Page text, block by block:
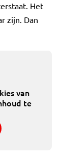
Het
zijn. Dan
van
te